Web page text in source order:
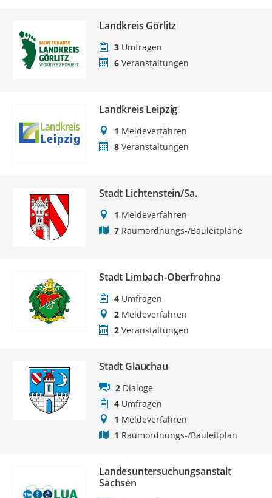
Landkreis Görlitz
3 Umfragen
6 Veranstaltungen
Landkreis Leipzig
1 Meldeverfahren
8 Veranstaltungen
Stadt Lichtenstein/Sa.
1 Meldeverfahren
7 Raumordnungs-/Bauleitpläne
Stadt Limbach-Oberfrohna
4 Umfragen
2 Meldeverfahren
2 Veranstaltungen
Stadt Glauchau
2 Dialoge
4 Umfragen
1 Meldeverfahren
1 Raumordnungs-/Bauleitplan
Landesuntersuchungsanstalt
Sachsen